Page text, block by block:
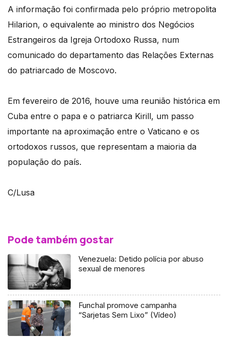
A informação foi confirmada pelo próprio metropolita
Hilarion, o equivalente ao ministro dos Negócios
Estrangeiros da Igreja Ortodoxo Russa, num
comunicado do departamento das Relações Externas
do patriarcado de Moscovo.
Em fevereiro de 2016, houve uma reunião histórica em
Cuba entre o papa e o patriarca Kirill, um passo
importante na aproximação entre o Vaticano e os
ortodoxos russos, que representam a maioria da
população do país.
C/Lusa
Pode também gostar
Venezuela: Detido polícia por abuso
sexual de menores
Funchal promove campanha
“Sarjetas Sem Lixo” (Vídeo)